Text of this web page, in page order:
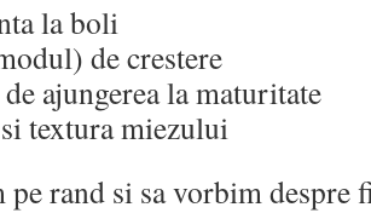
la boli
de crestere
ajungerea la maturitate
textura miezului
pe rand si sa vorbim despre